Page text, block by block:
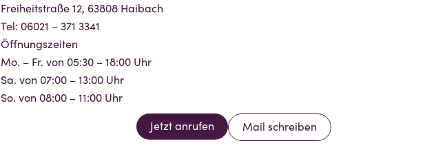
Freiheitstraße 12, 63808 Haibach
Tel: 06021 – 371 3341
Öffnungszeiten
Mo. – Fr. von 05:30 – 18:00 Uhr
Sa. von 07:00 – 13:00 Uhr
So. von 08:00 – 11:00 Uhr
Mail schreiben
Jetzt anrufen